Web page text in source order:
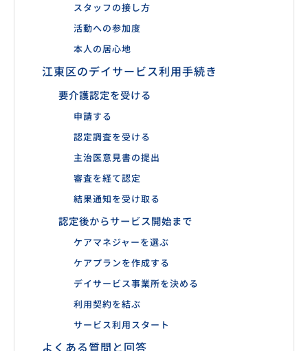
スタッフの接し方
活動への参加度
本人の居心地
江東区のデイサービス利用手続き
要介護認定を受ける
申請する
認定調査を受ける
主治医意見書の提出
審査を経て認定
結果通知を受け取る
認定後からサービス開始まで
ケアマネジャーを選ぶ
ケアプランを作成する
デイサービス事業所を決める
利用契約を結ぶ
サービス利用スタート
よくある質問と回答